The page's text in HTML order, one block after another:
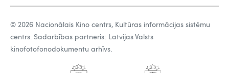
© 2026 Nacionālais Kino centrs, Kultūras informācijas sistēmu
centrs. Sadarbības partneris: Latvijas Valsts
kinofotofonodokumentu arhīvs.